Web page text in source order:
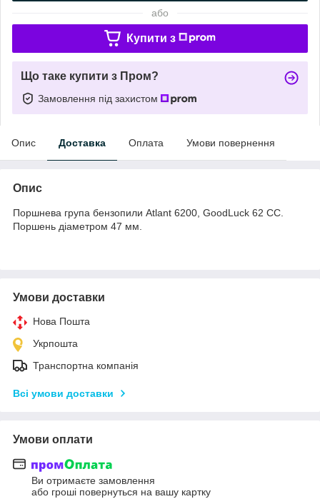
або
Купити з
Що таке купити з Пром?
Замовлення під захистом
Опис Доставка Оплата Умови повернення
Опис
Поршнева група бензопили Atlant 6200, GoodLuck 62 CC.
Поршень діаметром 47 мм.
Умови доставки
Нова Пошта
Укрпошта
Транспортна компанія
Всі умови доставки
Умови оплати
Ви отримаєте замовлення
або гроші повернуться на вашу картку